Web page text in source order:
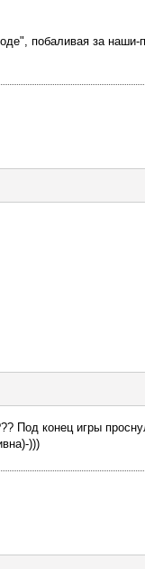
побаливая за наши-
Под конец игры
)))